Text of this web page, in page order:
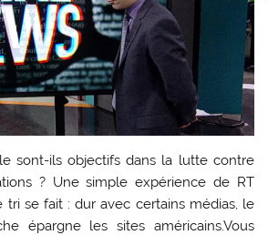
sont-ils objectifs dans la lutte contre
? Une simple expérience de RT
se fait : dur avec certains médias, le
épargne les sites américains.Vous